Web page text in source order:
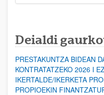
Deialdi
PRESTAKUNTZA BIDEAN
KONTRATATZEKO 2026 I
IKERTALDE/IKERKETA
PROPIOEKIN